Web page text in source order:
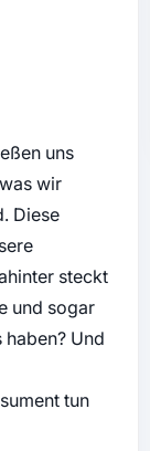
uns
wir
Diese
steckt
und sogar
Und
tun